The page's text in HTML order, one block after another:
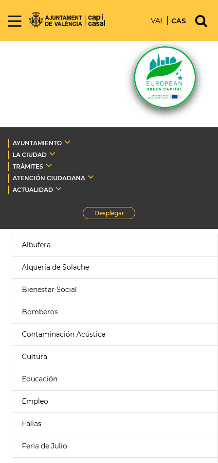
VAL CAS
AYUNTAMIENTO
LA CIUDAD
TRÁMITES
ATENCIÓN CIUDADANA
ACTUALIDAD
Desplegar
Albufera
Alquería de Solache
Bienestar Social
Bomberos
Contaminación Acústica
Cultura
Educación
Empleo
Fallas
Feria de Julio